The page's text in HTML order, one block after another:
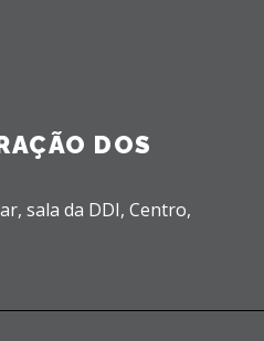
DOS
sala da DDI, Centro,